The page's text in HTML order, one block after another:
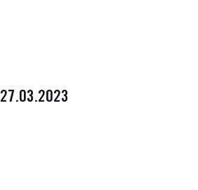
27.03.2023